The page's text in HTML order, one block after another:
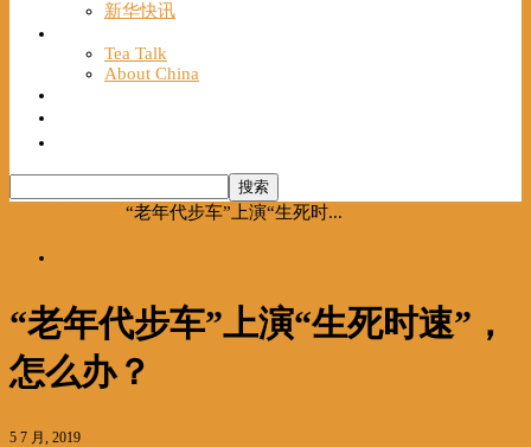
新华快讯
Tea Talk
About China
“老年代步车”上演“生死时...
“老年代步车”上演“生死时速”，
怎么办？
5 7 月, 2019